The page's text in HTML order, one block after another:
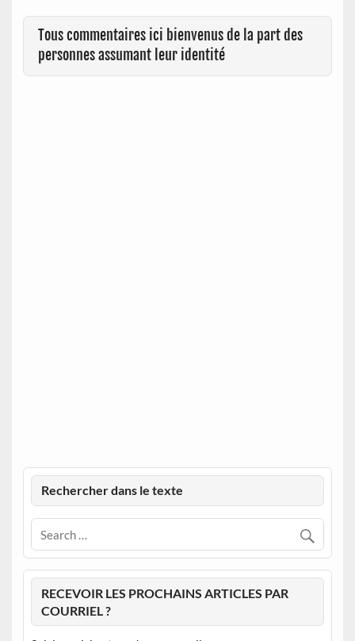
Tous commentaires ici bienvenus de la part des
personnes assumant leur identité
Rechercher dans le texte
RECEVOIR LES PROCHAINS ARTICLES PAR
COURRIEL ?